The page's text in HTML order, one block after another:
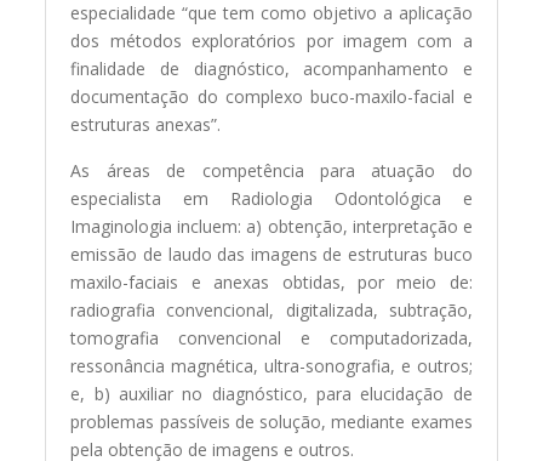
especialidade “que tem como objetivo a aplicação
dos métodos exploratórios por imagem com a
finalidade de diagnóstico, acompanhamento e
documentação do complexo buco-maxilo-facial e
estruturas anexas”.
As áreas de competência para atuação do
especialista em Radiologia Odontológica e
Imaginologia incluem: a) obtenção, interpretação e
emissão de laudo das imagens de estruturas buco
maxilo-faciais e anexas obtidas, por meio de:
radiografia convencional, digitalizada, subtração,
tomografia convencional e computadorizada,
ressonância magnética, ultra-sonografia, e outros;
e, b) auxiliar no diagnóstico, para elucidação de
problemas passíveis de solução, mediante exames
pela obtenção de imagens e outros.